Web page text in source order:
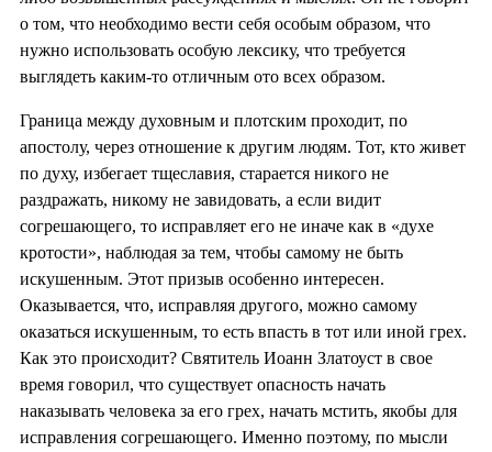
о том, что необходимо вести себя особым образом, что
нужно использовать особую лексику, что требуется
выглядеть каким-то отличным ото всех образом.
Граница между духовным и плотским проходит, по
апостолу, через отношение к другим людям. Тот, кто живет
по духу, избегает тщеславия, старается никого не
раздражать, никому не завидовать, а если видит
согрешающего, то исправляет его не иначе как в «духе
кротости», наблюдая за тем, чтобы самому не быть
искушенным. Этот призыв особенно интересен.
Оказывается, что, исправляя другого, можно самому
оказаться искушенным, то есть впасть в тот или иной грех.
Как это происходит? Святитель Иоанн Златоуст в свое
время говорил, что существует опасность начать
наказывать человека за его грех, начать мстить, якобы для
исправления согрешающего. Именно поэтому, по мысли